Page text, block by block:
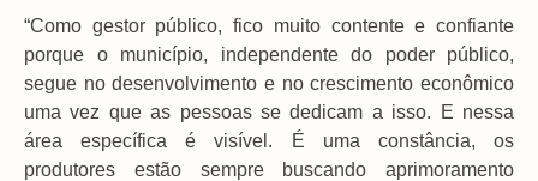
“Como gestor público, fico muito contente e confiante
porque o município, independente do poder público,
segue no desenvolvimento e no crescimento econômico
uma vez que as pessoas se dedicam a isso. E nessa
área específica é visível. É uma constância, os
produtores estão sempre buscando aprimoramento